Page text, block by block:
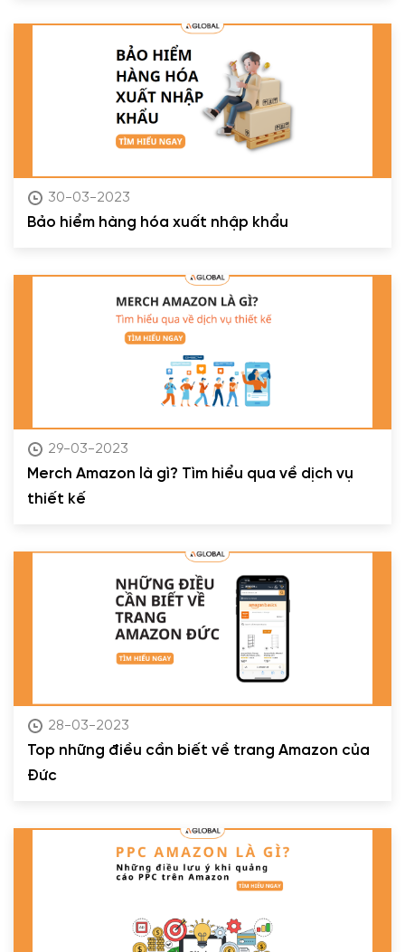
30-03-2023
Bảo hiểm hàng hóa xuất nhập khẩu
29-03-2023
Merch Amazon là gì? Tìm hiểu qua về dịch vụ
thiết kế
28-03-2023
Top những điều cần biết về trang Amazon của
Đức